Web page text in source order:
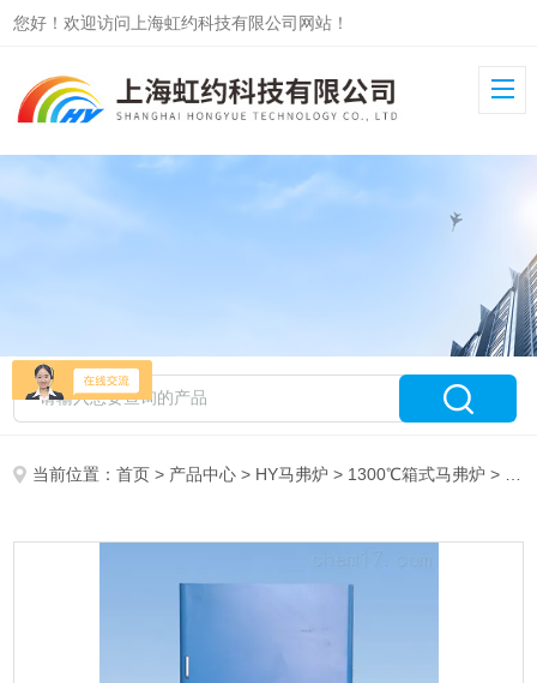
您好！欢迎访问上海虹约科技有限公司网站！
当前位置：首页 > 产品中心 > HY马弗炉 > 1300℃箱式马弗炉 > 1300℃箱式马弗炉